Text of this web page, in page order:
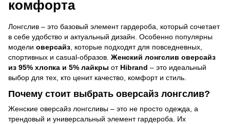
комфорта
Лонгслив – это базовый элемент гардероба, который сочетает
в себе удобство и актуальный дизайн. Особенно популярны
модели оверсайз, которые подходят для повседневных,
спортивных и casual-образов. Женский лонгслив оверсайз
из 95% хлопка и 5% лайкры от Hibrand – это идеальный
выбор для тех, кто ценит качество, комфорт и стиль.
Почему стоит выбрать оверсайз лонгслив?
Женские оверсайз лонгсливы – это не просто одежда, а
трендовый и универсальный элемент гардероба. Их